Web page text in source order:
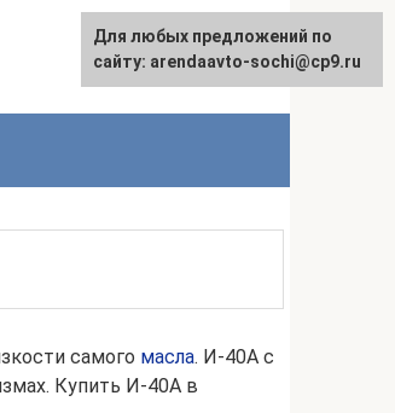
English
самого масла. И-40А с
Купить И-40А в
Для любых предложений по
сайту: arendaavto-sochi@cp9.ru